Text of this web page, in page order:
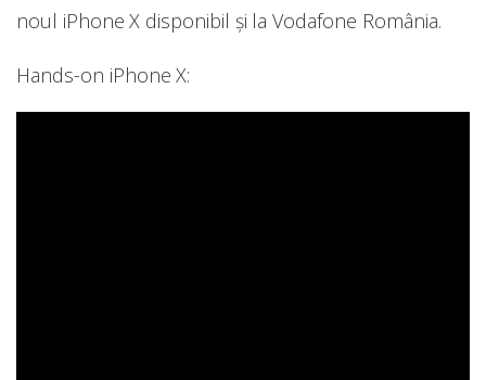
noul iPhone X disponibil și la Vodafone România.
Hands-on iPhone X: